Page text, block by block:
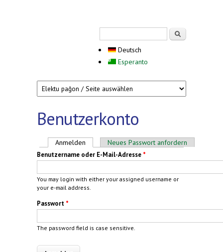
Deutsch
Esperanto
Benutzerkonto
Haupt-Reiter
Anmelden (aktiver Reiter)
Neues Passwort anfordern
Benutzername oder E-Mail-Adresse *
You may login with either your assigned username or
your e-mail address.
Passwort *
The password field is case sensitive.